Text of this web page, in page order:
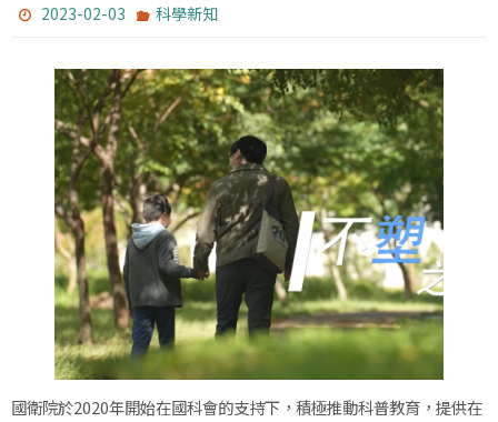
2023-02-03 科學新知
國衛院於2020年開始在國科會的支持下，積極推動科普教育，提供在